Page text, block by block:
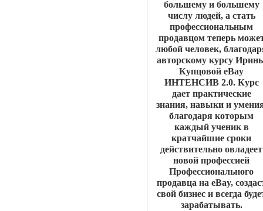
большему и большему
числу людей, а стать
профессиональным
продавцом теперь
любой человек,
авторскому курсу
Купцовой eBay
ИНТЕНСИВ 2.0. Курс
дает практические
знания, навыки и
благодаря которым
каждый ученик в
кратчайшие сроки
действительно овладеет
новой профессией
Профессионального
продавца на eBay,
свой бизнес и всегда
зарабатывать.